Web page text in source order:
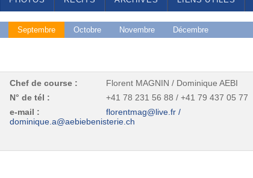
Septembre Octobre Novembre Décembre
Chef de course :
Florent MAGNIN / Dominique AEBI
N° de tél :
+41 78 231 56 88 / +41 79 437 05 77
e-mail :
florentmag@live.fr /
dominique.a@aebiebenisterie.ch